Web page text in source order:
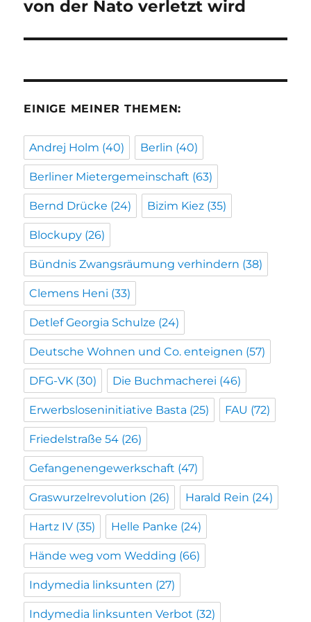
Beitrag:
von der Nato verletzt wird
EINIGE MEINER THEMEN:
Andrej Holm (40) Berlin (40)
Berliner Mietergemeinschaft (63)
Bernd Drücke (24) Bizim Kiez (35)
Blockupy (26)
Bündnis Zwangsräumung verhindern (38)
Clemens Heni (33)
Detlef Georgia Schulze (24)
Deutsche Wohnen und Co. enteignen (57)
DFG-VK (30) Die Buchmacherei (46)
Erwerbsloseninitiative Basta (25) FAU (72)
Friedelstraße 54 (26)
Gefangenengewerkschaft (47)
Graswurzelrevolution (26) Harald Rein (24)
Hartz IV (35) Helle Panke (24)
Hände weg vom Wedding (66)
Indymedia linksunten (27)
Indymedia linksunten Verbot (32)